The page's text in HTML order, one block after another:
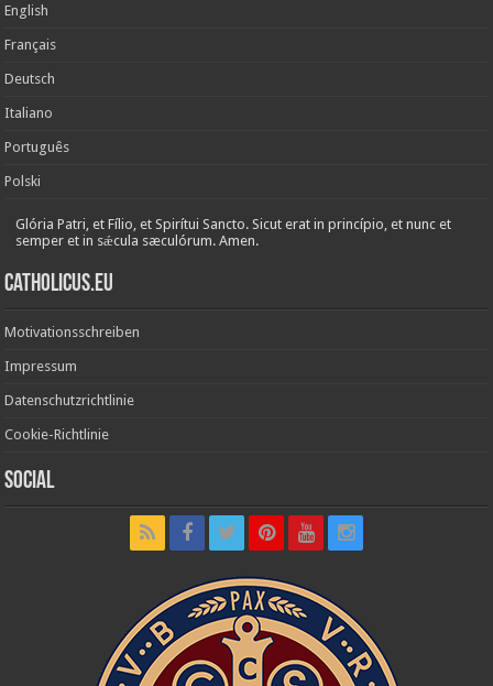
English
Français
Deutsch
Italiano
Português
Polski
Glória Patri, et Fílio, et Spirítui Sancto. Sicut erat in princípio, et nunc et
semper et in sǽcula sæculórum. Amen.
Catholicus.eu
Motivationsschreiben
Impressum
Datenschutzrichtlinie
Cookie-Richtlinie
Social